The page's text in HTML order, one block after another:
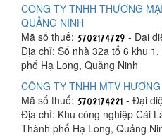
CÔNG TY TNHH THƯƠNG
QUẢNG NINH
Mã số thuế:
- Đại
Địa chỉ: Số nhà 32a tổ 6 khu
phố Hạ Long, Quảng Ninh
CÔNG TY TNHH MTV
Mã số thuế:
- Đại
Địa chỉ: Khu công nghiệp Cái
Thành phố Hạ Long, Quảng